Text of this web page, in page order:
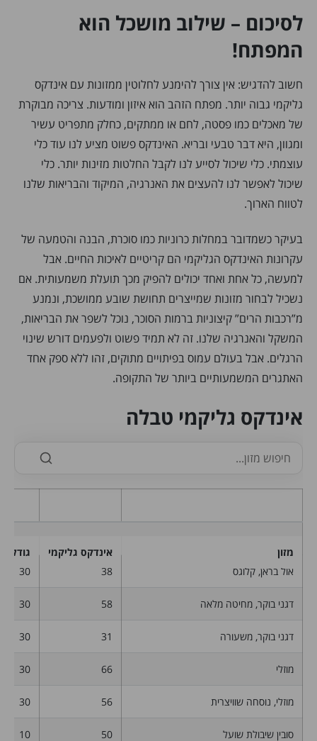
לסיכום – שילוב מושכל הוא
המפתח!
חשוב להדגיש: אין צורך להימנע לחלוטין ממזונות עם אינדקס
גליקמי גבוה יותר. מפתח הזהב הוא איזון ומודעות. צריכה מבוקרת
של מאכלים כמו פסטה, לחם או ממתקים, כחלק מתפריט עשיר
ומגוון, היא דבר טבעי ובריא. האינדקס פשוט מציע לנו עוד כלי
עוצמתי. כלי שיכול לסייע לנו לקבל החלטות מזינות יותר. כלי
שיכול לאפשר לנו להעצים את האנרגיה, המיקוד והבריאות שלנו
לטווח הארוך.
בעיקר כשמדובר במחלות כרוניות כמו סוכרת, הבנה והטמעה של
עקרונות האינדקס הגליקמי הם קריטיים לאיכות החיים. אבל
למעשה, כל אחת ואחד יכולים להפיק מכך תועלת משמעותית. אם
נשכיל לבחור מזונות שמייצרים תחושת שובע ממושכת, ונמנע
מ”רכבות הרים” קיצוניות ברמות הסוכר, נוכל לשפר את הבריאות,
המשקל והאנרגיה שלנו. זה לא תמיד פשוט ולפעמים דורש שינוי
הרגלים. אבל בעולם עמוס בפיתויים מתוקים, זהו ללא ספק אחד
האתגרים המשמעותיים ביותר של התקופה.
אינדקס גליקמי טבלה
מזון אינדקס גליקמי גודל
אול בראן, קלוגס 38
30
דגני בוקר, מחיטה מלאה 58
30
דגני בוקר, משעורה 31
30
מוזלי 66
30
מוזלי, נוסחה שוויצרית 56
30
סובין שיבולת שועל 50
10